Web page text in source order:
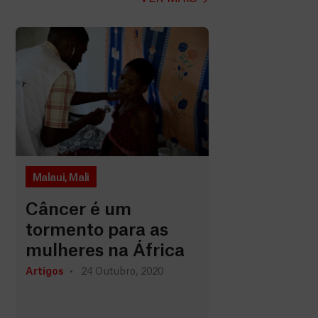
Malaui, Mali
Câncer é um
tormento para as
mulheres na África
Artigos 24 Outubro, 2020